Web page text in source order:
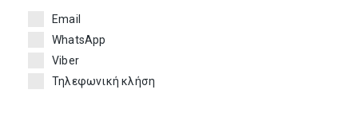
Email
WhatsApp
Viber
Τηλεφωνική κλήση